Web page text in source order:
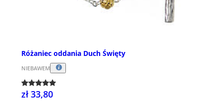
Różaniec oddania Duch Święty
NIEBAWEM
zł 33,80